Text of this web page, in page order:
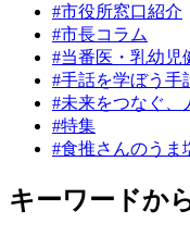
#市役所窓口紹介
#市長コラム
#当番医・乳幼児
#手話を学ぼう手
#未来をつなぐ、
#特集
#食推さんのうま
キーワードか